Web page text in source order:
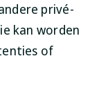
privé-
kan worden
of